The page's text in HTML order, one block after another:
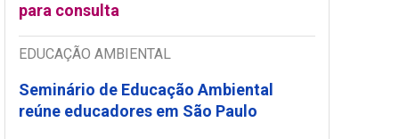
para consulta
EDUCAÇÃO AMBIENTAL
Seminário de Educação Ambiental
reúne educadores em São Paulo